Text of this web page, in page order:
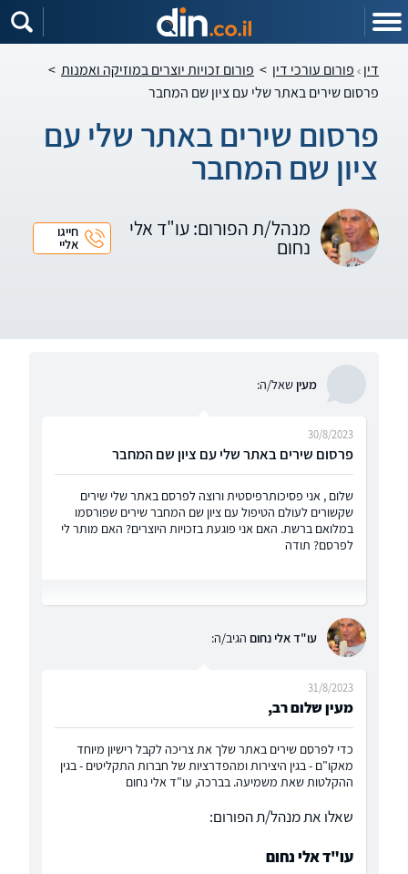
דין פורום עורכי דין > פורום זכויות יוצרים במוזיקה ואמנות >
פרסום שירים באתר שלי עם ציון שם המחבר
פרסום שירים באתר שלי עם
ציון שם המחבר
מנהל/ת הפורום: עו"ד אלי
נחום
חייגו
אליי
מעיןשאל/ה:
פרסום שירים באתר שלי עם ציון שם המחבר
30/8/2023
שלום , אני פסיכותרפיסטית ורוצה לפרסם באתר שלי שירים
שקשורים לעולם הטיפול עם ציון שם המחבר שירים שפורסמו
במלואם ברשת. האם אני פוגעת בזכויות היוצרים? האם מותר לי
לפרסם? תודה
עו"ד אלי נחום הגיב/ה:
מעין שלום רב,
31/8/2023
כדי לפרסם שירים באתר שלך את צריכה לקבל רישיון מיוחד
מאקו"ם - בגין היצירות ומהפדרציות של חברות התקליטים - בגין
ההקלטות שאת משמיעה. בברכה, עו"ד אלי נחום
שאלו את מנהל/ת הפורום:
עו"ד אלי נחום